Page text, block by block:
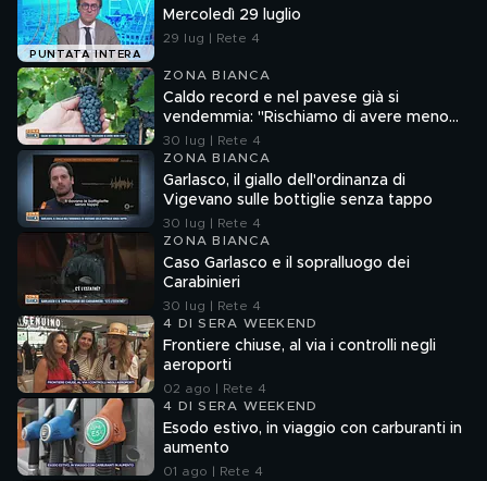
PUNTATA INTERA
Mercoledì 29 luglio
29 lug | Rete 4
ZONA BIANCA
Caldo record e nel pavese già si
vendemmia: "Rischiamo di avere meno
vino"
30 lug | Rete 4
ZONA BIANCA
Garlasco, il giallo dell'ordinanza di
Vigevano sulle bottiglie senza tappo
30 lug | Rete 4
ZONA BIANCA
Caso Garlasco e il sopralluogo dei
Carabinieri
30 lug | Rete 4
4 DI SERA WEEKEND
Frontiere chiuse, al via i controlli negli
aeroporti
02 ago | Rete 4
4 DI SERA WEEKEND
Esodo estivo, in viaggio con carburanti in
aumento
01 ago | Rete 4